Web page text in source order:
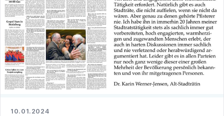
10.01.2024